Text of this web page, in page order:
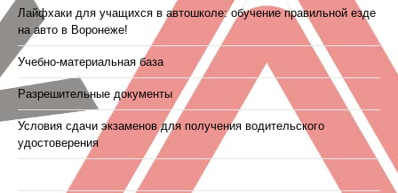
Лайфхаки для учащихся в автошколе: обучение правильной езде
на авто в Воронеже!
Учебно-материальная база
Разрешительные документы
Условия сдачи экзаменов для получения водительского
удостоверения